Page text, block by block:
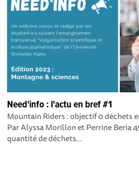
Need'info : l'actu en bref #1
Mountain Riders : objectif 0 déchets
Par Alyssa Morillon et Perrine Beria
quantité de déchets...